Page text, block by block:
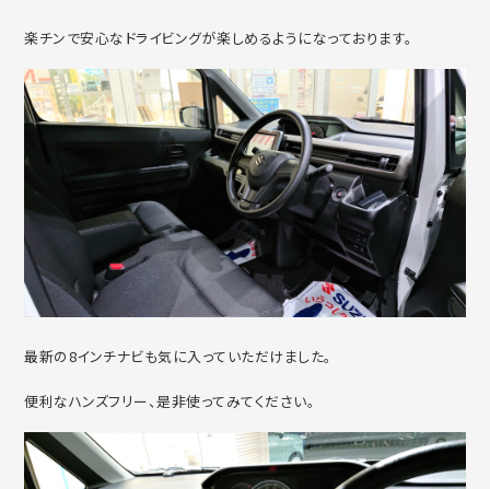
楽チンで安心なドライビングが楽しめるようになっております。
最新の8インチナビも気に入っていただけました。
便利なハンズフリー、是非使ってみてください。